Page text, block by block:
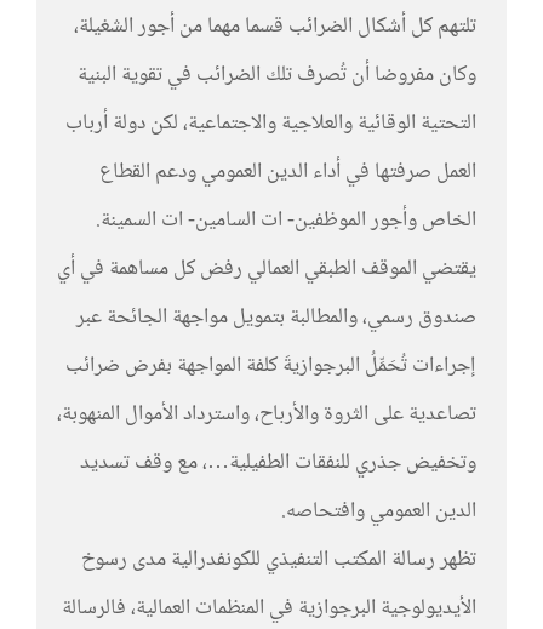
تلتهم كل أشكال الضرائب قسما مهما من أجور الشغيلة،
وكان مفروضا أن تُصرف تلك الضرائب في تقوية البنية
التحتية الوقائية والعلاجية والاجتماعية، لكن دولة أرباب
العمل صرفتها في أداء الدين العمومي ودعم القطاع
الخاص وأجور الموظفين- ات السامين- ات السمينة.
يقتضي الموقف الطبقي العمالي رفض كل مساهمة في أي
صندوق رسمي، والمطالبة بتمويل مواجهة الجائحة عبر
إجراءات تُحَمِّلُ البرجوازيةَ كلفة المواجهة بفرض ضرائب
تصاعدية على الثروة والأرباح، واسترداد الأموال المنهوبة،
وتخفيض جذري للنفقات الطفيلية…، مع وقف تسديد
الدين العمومي وافتحاصه.
تظهر رسالة المكتب التنفيذي للكونفدرالية مدى رسوخ
الأيديولوجية البرجوازية في المنظمات العمالية، فالرسالة